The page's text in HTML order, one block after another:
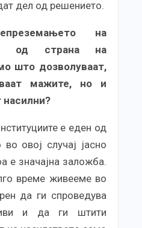
дел од решението.
на
од страна на
што дозволуваат,
мажите, но и
е еден од
овој случај јасно
е значајна заложба.
време живееме во
да ги спроведува
и да ги штити